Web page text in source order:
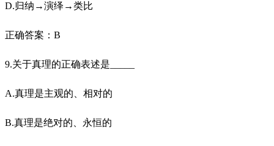
D.归纳→演绎→类比
正确答案：B
9.关于真理的正确表述是_____
A.真理是主观的、相对的
B.真理是绝对的、永恒的